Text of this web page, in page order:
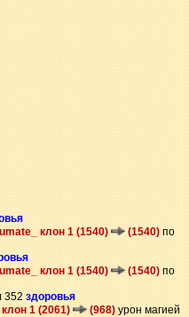
клон 1 (1540) (1540) по
клон 1 (1540) (1540) по
352 здоровья
1 (2061) (968) урон магией